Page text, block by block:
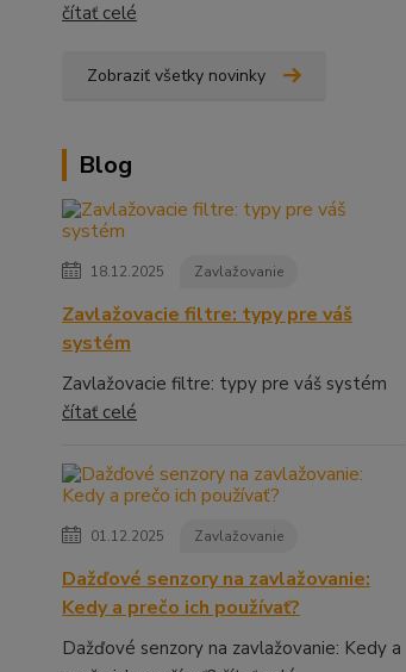
čítať celé
Zobraziť všetky novinky
Blog
18.12.2025 Zavlažovanie
Zavlažovacie filtre: typy pre váš
systém
Zavlažovacie filtre: typy pre váš systém
čítať celé
01.12.2025 Zavlažovanie
Dažďové senzory na zavlažovanie:
Kedy a prečo ich používať?
Dažďové senzory na zavlažovanie: Kedy a